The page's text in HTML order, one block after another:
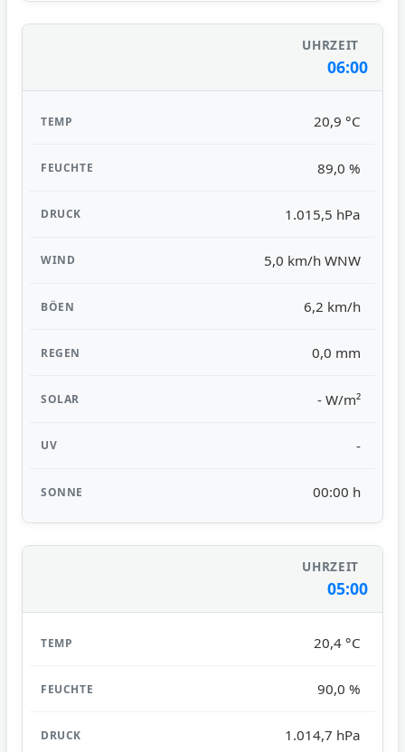
06:00
20,9 °C
89,0 %
1.015,5 hPa
5,0 km/h WNW
6,2 km/h
0,0 mm
- W/m²
-
00:00 h
05:00
20,4 °C
90,0 %
1.014,7 hPa